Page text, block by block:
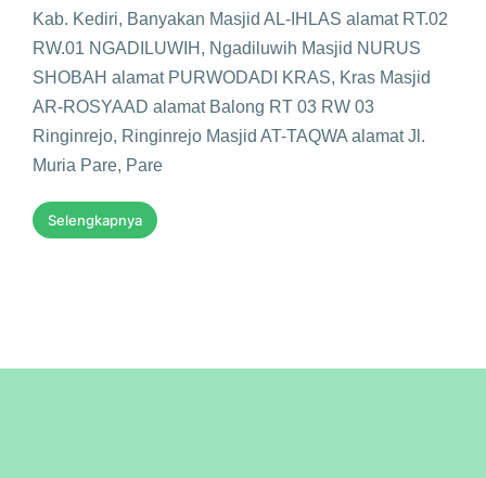
Kab. Kediri, Banyakan Masjid AL-IHLAS alamat RT.02
RW.01 NGADILUWIH, Ngadiluwih Masjid NURUS
SHOBAH alamat PURWODADI KRAS, Kras Masjid
AR-ROSYAAD alamat Balong RT 03 RW 03
Ringinrejo, Ringinrejo Masjid AT-TAQWA alamat Jl.
Muria Pare, Pare
Selengkapnya